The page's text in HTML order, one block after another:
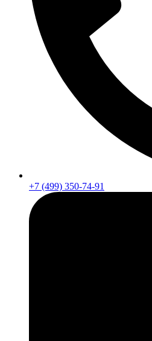
+7 (499) 350-74-91